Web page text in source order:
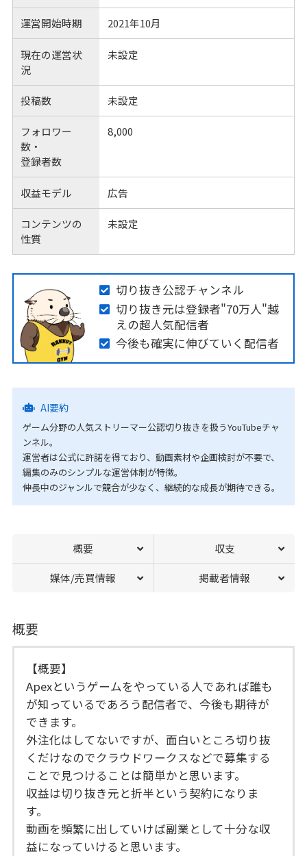
運営開始時期 2021年10月
現在の運営状
況
未設定
投稿数 未設定
フォロワー
数・
登録者数
8,000
収益モデル 広告
コンテンツの
性質
未設定
切り抜き公認チャンネル
切り抜き元は登録者"70万人"越
えの超人気配信者
今後も確実に伸びていく配信者
AI要約
ゲーム分野の人気ストリーマー公認切り抜きを扱うYouTubeチャ
ンネル。
運営者は公式に許諾を得ており、動画素材や企画検討が不要で、
編集のみのシンプルな運営体制が特徴。
伸長中のジャンルで競合が少なく、継続的な成長が期待できる。
概要 収支
媒体/売買情報 掲載者情報
概要
【概要】
Apexというゲームをやっている人であれば誰も
が知っているであろう配信者で、今後も期待が
できます。
外注化はしてないですが、面白いところ切り抜
くだけなのでクラウドワークスなどで募集する
ことで見つけることは簡単かと思います。
収益は切り抜き元と折半という契約になりま
す。
動画を頻繁に出していけば副業として十分な収
益になっていけると思います。